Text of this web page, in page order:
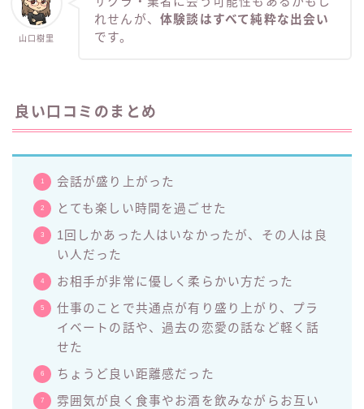
山口樹里
れせんが、 体験談はすべて純粋な出会い
です。
良い口コミのまとめ
会話が盛り上がった
とても楽しい時間を過ごせた
1回しかあった人はいなかったが、その人は良
い人だった
お相手が非常に優しく柔らかい方だった
仕事のことで共通点が有り盛り上がり、プラ
イベートの話や、過去の恋愛の話など軽く話
せた
ちょうど良い距離感だった
雰囲気が良く食事やお酒を飲みながらお互い